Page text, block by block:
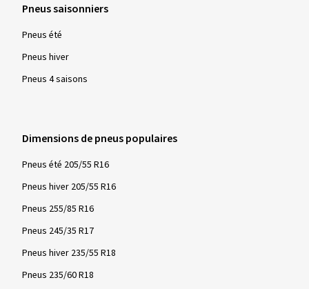
Pneus saisonniers
Pneus été
Pneus hiver
Pneus 4 saisons
Dimensions de pneus populaires
Pneus été 205/55 R16
Pneus hiver 205/55 R16
Pneus 255/85 R16
Pneus 245/35 R17
Pneus hiver 235/55 R18
Pneus 235/60 R18